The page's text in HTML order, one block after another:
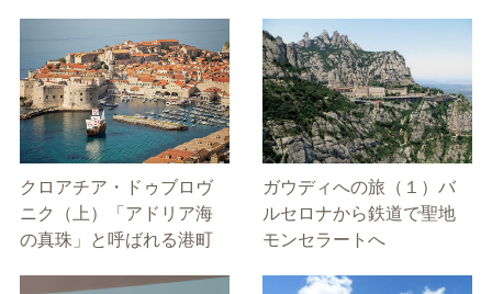
クロアチア・ドゥブロヴ
ニク（上）「アドリア海
の真珠」と呼ばれる港町
ガウディへの旅（１）バ
ルセロナから鉄道で聖地
モンセラートへ